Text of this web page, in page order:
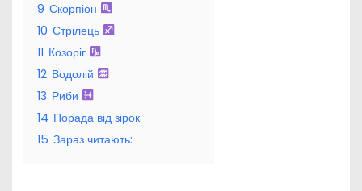
9 Скорпіон
10 Стрілець
11 Козоріг
12 Водолій
13 Риби
14 Порада від зірок
15 Зараз читають: